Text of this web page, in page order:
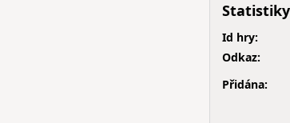
Statistiky
Id hry:
Odkaz:
Přidána: